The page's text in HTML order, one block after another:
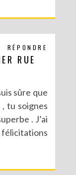
CUT)
RÉPONDRE
RUE
sûre que
, tu soignes
. J’ai
félicitations